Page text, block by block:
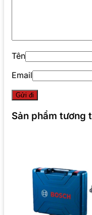
Tên
Email
Sản phẩm tương